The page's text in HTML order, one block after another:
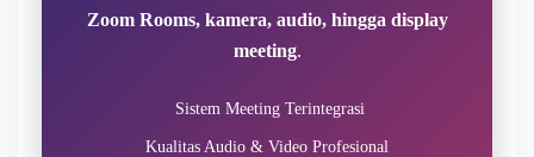
Zoom Rooms, kamera, audio, hingga display
meeting.
Sistem Meeting Terintegrasi
Kualitas Audio & Video Profesional